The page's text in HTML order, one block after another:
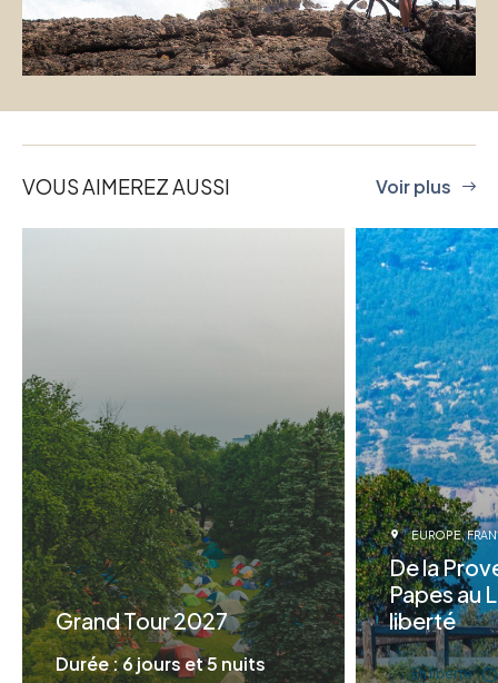
VOUS AIMEREZ AUSSI Voir plus
Grand Tour 2027
Durée : 6 jours et 5 nuits
EUROPE
De la
Papes au
liberté
En liberté